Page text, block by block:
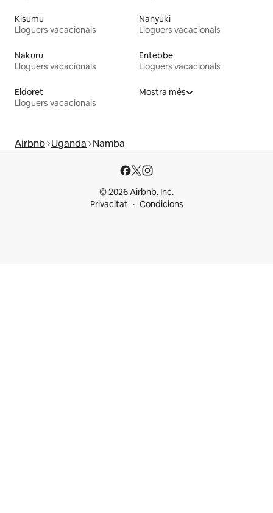
Kisumu
Lloguers vacacionals
Nanyuki
Lloguers vacacionals
Nakuru
Lloguers vacacionals
Entebbe
Lloguers vacacionals
Eldoret
Lloguers vacacionals
Mostra més
Airbnb Uganda Namba
© 2026 Airbnb, Inc.
Privacitat
Condicions